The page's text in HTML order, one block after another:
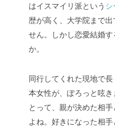
はイスマイリ派という シ
歴が高く、大学院まで
せん。しかし恋愛結婚
か。
同行してくれた現地で
本女性が、ぽろっと呟
とって、親が決めた相
よね。好きになった相